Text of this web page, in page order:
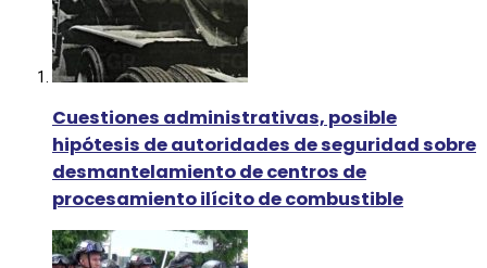
Cuestiones administrativas, posible
hipótesis de autoridades de seguridad sobre
desmantelamiento de centros de
procesamiento ilícito de combustible